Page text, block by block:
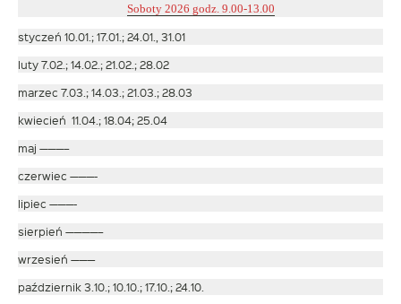
Soboty 2026 godz. 9.00-13.00
styczeń 10.01.; 17.01.; 24.01., 31.01
luty 7.02.; 14.02.; 21.02.; 28.02
marzec 7.03.; 14.03.; 21.03.; 28.03
kwiecień 11.04.; 18.04; 25.04
maj ———–
czerwiec ———-
lipiec ———-
sierpień ————–
wrzesień ———
październik 3.10.; 10.10.; 17.10.; 24.10.